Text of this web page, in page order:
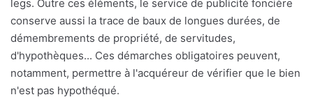
legs. Outre ces éléments, le service de publicité foncière
conserve aussi la trace de baux de longues durées, de
démembrements de propriété, de servitudes,
d'hypothèques... Ces démarches obligatoires peuvent,
notamment, permettre à l'acquéreur de vérifier que le bien
n'est pas hypothéqué.